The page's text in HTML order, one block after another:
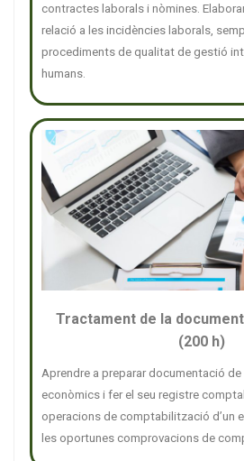
contractes laborals i nòmines.
relació a les incidències laborals,
procediments de qualitat de gestió
humans.
Tractament de la
(200 h)
Aprendre a preparar documentació
econòmics i fer el seu registre
operacions de comptabilització d’un
les oportunes comprovacions de